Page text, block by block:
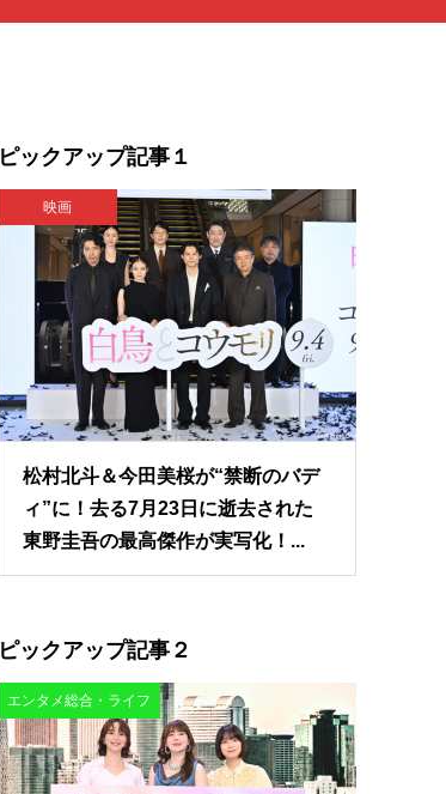
ピックアップ記事１
映画
松村北斗＆今田美桜が“禁断のバデ
ィ”に！去る7月23日に逝去された
東野圭吾の最高傑作が実写化！...
ピックアップ記事２
エンタメ総合・ライフ